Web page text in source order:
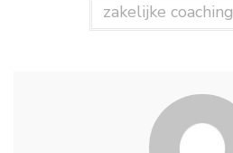
zakelijke coaching